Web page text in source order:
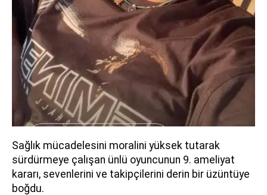
Sağlık mücadelesini moralini yüksek tutarak
sürdürmeye çalışan ünlü oyuncunun 9. ameliyat
kararı, sevenlerini ve takipçilerini derin bir üzüntüye
boğdu.